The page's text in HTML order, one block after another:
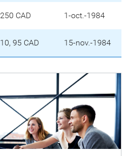
250 CAD 1-oct.-1984
10, 95 CAD 15-nov.-1984